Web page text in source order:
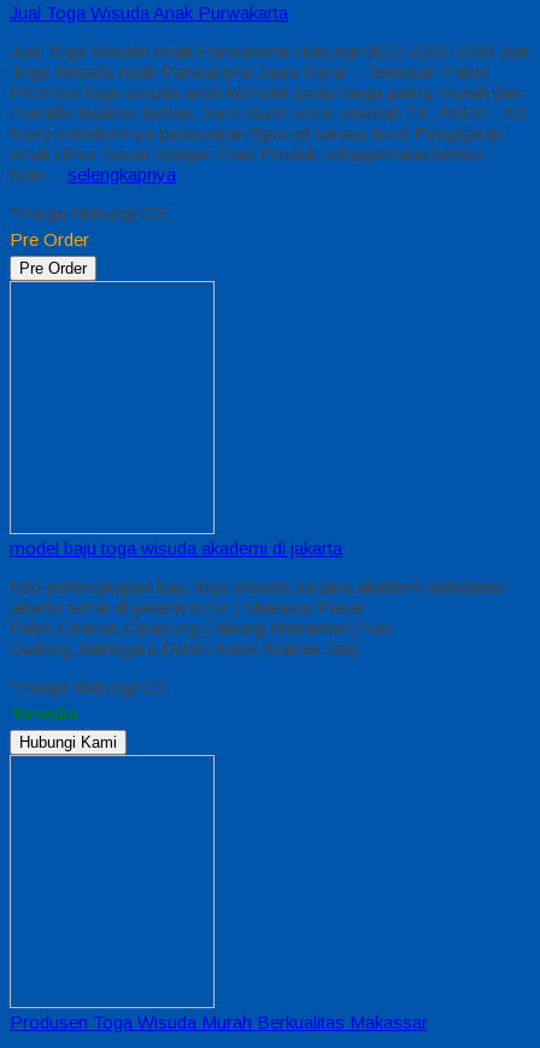
Jual Toga Wisuda Anak Purwakarta
Jual Toga Wisuda Anak Purwakarta Hubungi 0812-2282-1060 Jual
Toga Wisuda Anak Purwakarta Jawa Barat – Temukan Paket
Promosi toga wisuda anak komplet pada harga paling murah dan
memiliki kualitas terbaik, kami kasih untuk sekolah TK, PAUD , SD
Kami memberinya penawaran Special semua level Pengajaran
Anak Umur Dasar dengan Fitur Produk sebagaimana berikut :
Kain… selengkapnya
*Harga Hubungi CS
Pre Order
Pre Order
model baju toga wisuda akademi di jakarta
foto perlengkapan baju toga wisuda sarjana akademi kebidanan
jakarta sehat di jakarta timur ( Makasar,Pasar
Rebo,Ciracas,Cipayung,Cakung,Matraman,Pulo
Gadung,Jatinegara,Duren Sawit,Kramat Jati)
*Harga Hubungi CS
Tersedia
Hubungi Kami
Produsen Toga Wisuda Murah Berkualitas Makassar